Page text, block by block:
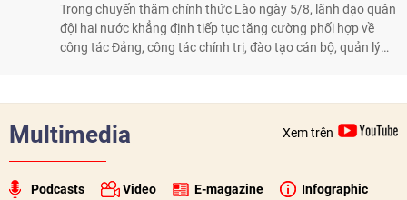
Trong chuyến thăm chính thức Lào ngày 5/8, lãnh đạo quân
đội hai nước khẳng định tiếp tục tăng cường phối hợp về
công tác Đảng, công tác chính trị, đào tạo cán bộ, quản lý
Multimedia Xem trên
Podcasts Video E-magazine Infographic